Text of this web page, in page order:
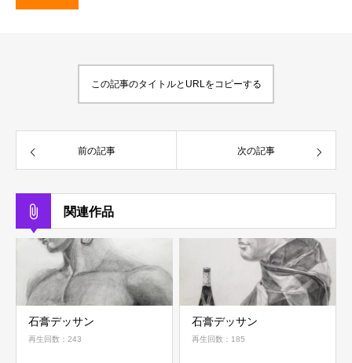
この記事のタイトルとURLをコピーする
前の記事 次の記事
関連作品
石膏デッサン
再生回数：243
石膏デッサン
再生回数：185